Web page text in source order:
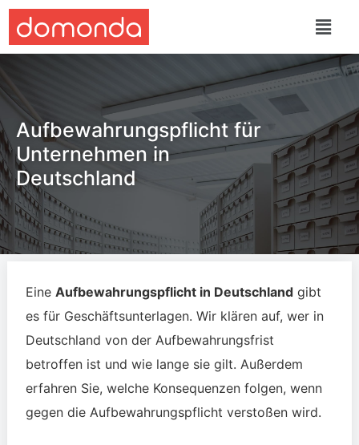
Aufbewahrungspflicht für
Unternehmen in
Deutschland
Eine Aufbewahrungspflicht in Deutschlandgibt
es für Geschäftsunterlagen. Wir klären auf, wer in
Deutschland von der Aufbewahrungsfrist
betroffen ist und wie lange sie gilt. Außerdem
erfahren Sie, welche Konsequenzen folgen, wenn
gegen die Aufbewahrungspflicht verstoßen wird.